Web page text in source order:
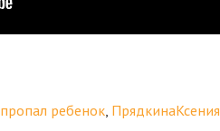
пропал ребенок ПрядкинаКсения